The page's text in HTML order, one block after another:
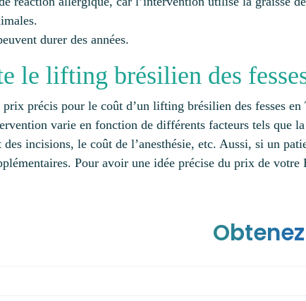
durer des années.
le lifting brésilien des
précis pour le coût d’un lifting brésilien des fesses
varie en fonction de différents facteurs tels que
incisions, le coût de l’anesthésie, etc. Aussi, si un
Pour avoir une idée précise du prix de